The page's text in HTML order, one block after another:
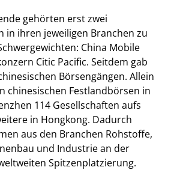
gehörten erst zwei
in ihren jeweiligen Branchen zu
China Mobile
Citic Pacific. Seitdem gab
Börsengängen. Allein
chinesischen Festlandbörsen in
114 Gesellschaften aufs
in Hongkong. Dadurch
aus den Branchen Rohstoffe,
und Industrie an der
Spitzenplatzierung.